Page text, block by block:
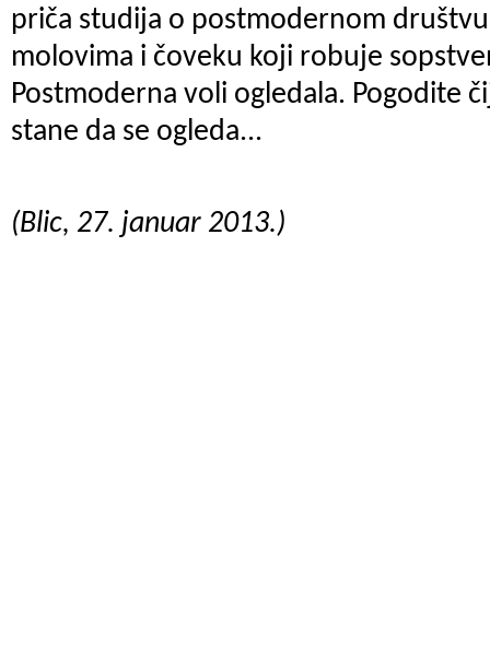
priča studija o postmodernom
molovima i čoveku koji robuje
Postmoderna voli ogledala. Pogodite
stane da se ogleda...
(Blic, 27. januar 2013.)